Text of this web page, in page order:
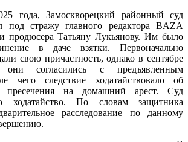
года, Замоскворецкий районный суд
под стражу главного редактора BAZA
продюсера Татьяну Лукьянову. Им было
в даче взятки. Первоначально
свою причастность, однако в сентябре
согласились с предъявленным
чего следствие ходатайствовало об
пресечения на домашний арест. Суд
ходатайство. По словам защитника
расследование по данному